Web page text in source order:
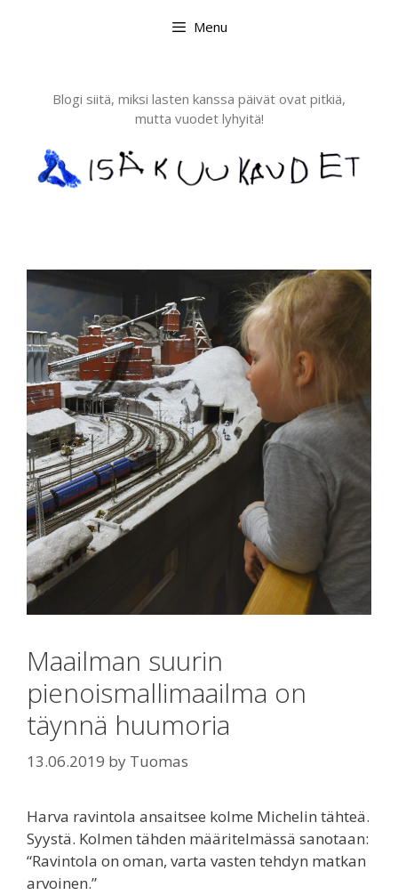
Menu
Blogi siitä, miksi lasten kanssa päivät ovat pitkiä,
mutta vuodet lyhyitä!
Maailman suurin
pienoismallimaailma on
täynnä huumoria
13.06.2019 by Tuomas
Harva ravintola ansaitsee kolme Michelin tähteä.
Syystä. Kolmen tähden määritelmässä sanotaan:
“Ravintola on oman, varta vasten tehdyn matkan
arvoinen.”